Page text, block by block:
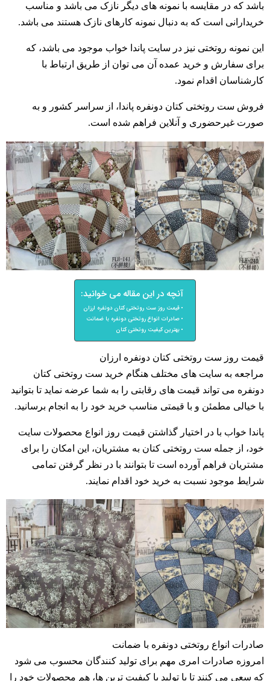
باشد که در مقایسه با نمونه های دیگر نازک می باشد و مناسب
خریدارانی است که به دنبال نمونه کارهای نازک هستند می باشد.
این نمونه روتختی نیز در سایت پاندا خواب موجود می باشد، که
برای سفارش و خرید عمده آن می توان از طریق ارتباط با
کارشناسان اقدام نمود.
فروش ست روتختی کتان دونفره پاندا، از سراسر کشور و به
صورت غیرحضوری و آنلاین فراهم شده است.
آنچه در این مقاله می خوانید:
قیمت روز ست روتختی کتان دونفره ارزان
صادرات انواع روتختی دونفره با ضمانت
بهترین کیفیت روتختی کتان
قیمت روز ست روتختی کتان دونفره ارزان
مراجعه به سایت های مختلف هنگام خرید ست روتختی کتان
دونفره می تواند قیمت های رقابتی را به شما عرضه نماید تا بتوانید
با خیالی مطمئن و با قیمتی مناسب خرید خود را به انجام برسانید.
پاندا خواب با در اختیار گذاشتن قیمت روز انواع محصولات سایت
خود، از جمله ست روتختی کتان به مشتریان، این امکان را برای
مشتریان فراهم آورده است تا بتوانند با در نظر گرفتن تمامی
شرایط موجود نسبت به خرید خود اقدام نمایند.
صادرات انواع روتختی دونفره با ضمانت
امروزه صادرات امری مهم برای تولید کنندگان محسوب می شود
که سعی می کنند تا با تولید با کیفیت ترین ها، هم محصولات خود را